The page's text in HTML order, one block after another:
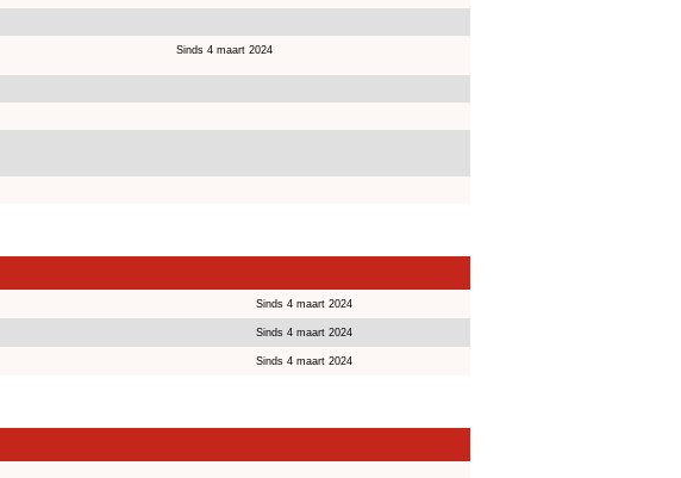
Sinds 4 maart 2024
Sinds 4 maart 2024
Sinds 4 maart 2024
Sinds 4 maart 2024